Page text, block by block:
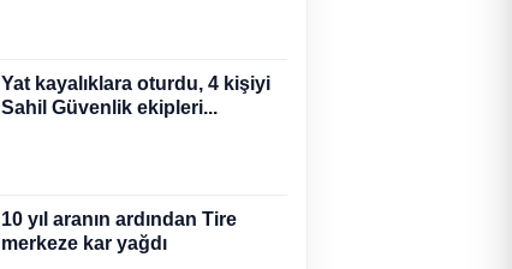
Yat kayalıklara oturdu, 4 kişiyi
Sahil Güvenlik ekipleri...
10 yıl aranın ardından Tire
merkeze kar yağdı